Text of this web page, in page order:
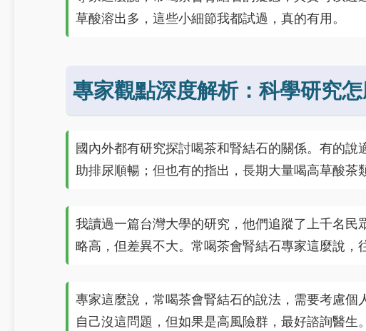
草酸溶出多，這些小細節我都試過，真的有用。
專家觀點深度解析：科學研究怎
國內外都有研究探討喝茶和腎結石的關係。有的
助排尿順暢；但也有的指出，長期大量喝高草酸茶
我讀過一篇台灣大學的研究，他們追蹤了上千名
略高，但差異不大。常喝茶會腎結石專家這麼說，
專家這麼說，常喝茶會腎結石的說法，需要考慮
自己沒這問題，但如果是高風險群，最好諮詢醫生。